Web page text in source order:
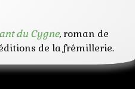
lame
mort
saigne
sale
du Cygne, roman de
de la frémillerie.